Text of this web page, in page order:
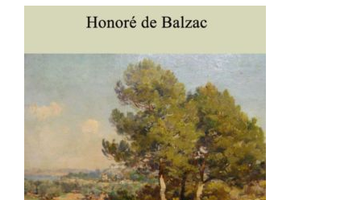
AJOUTER AU PANIER / DÉTAILS